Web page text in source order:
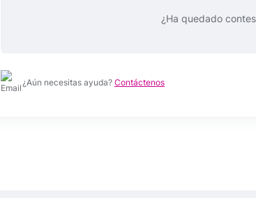
¿Ha quedado
¿Aún necesitas ayuda? Contáctenos